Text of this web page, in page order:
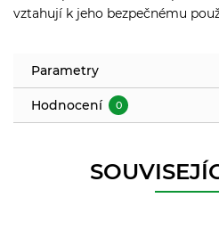
vztahují k jeho bezpečnému
Parametry
Hodnocení 0